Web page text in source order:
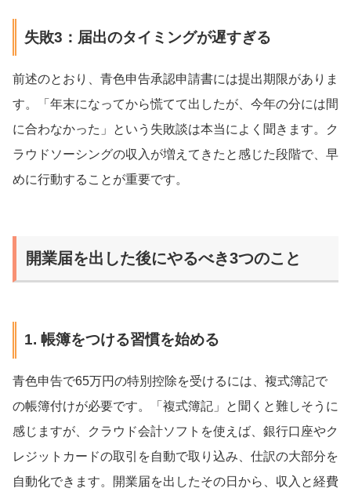
失敗3：届出のタイミングが遅すぎる
前述のとおり、青色申告承認申請書には提出期限がありま
す。「年末になってから慌てて出したが、今年の分には間
に合わなかった」という失敗談は本当によく聞きます。ク
ラウドソーシングの収入が増えてきたと感じた段階で、早
めに行動することが重要です。
開業届を出した後にやるべき3つのこと
1. 帳簿をつける習慣を始める
青色申告で65万円の特別控除を受けるには、複式簿記で
の帳簿付けが必要です。「複式簿記」と聞くと難しそうに
感じますが、クラウド会計ソフトを使えば、銀行口座やク
レジットカードの取引を自動で取り込み、仕訳の大部分を
自動化できます。開業届を出したその日から、収入と経費